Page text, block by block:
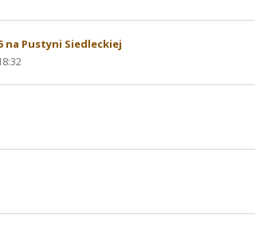
na Pustyni Siedleckiej